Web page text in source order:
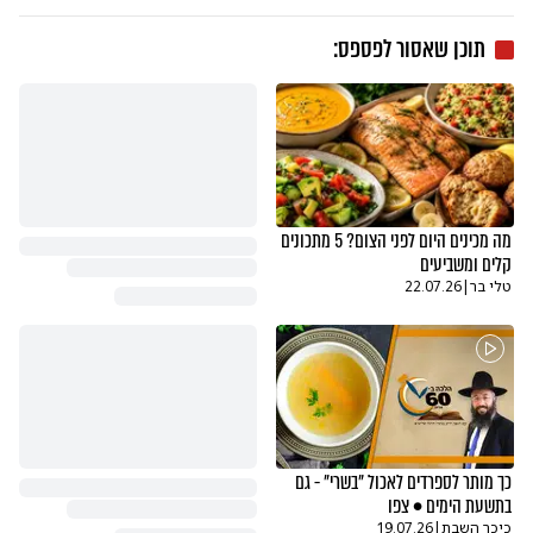
תוכן שאסור לפספס:
מה מכינים היום לפני הצום? 5 מתכונים
קלים ומשביעים
טלי בר|
22.07.26
כך מותר לספרדים לאכול "בשרי" - גם
בתשעת הימים • צפו
כיכר השבת|
19.07.26